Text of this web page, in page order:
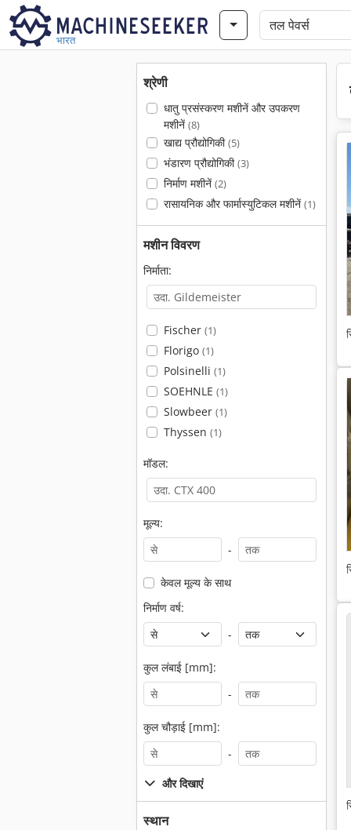
भारत
श्रेणी
धातु प्रसंस्करण मशीनें और उपकरण
मशीनें (8)
खाद्य प्रौद्योगिकी(5)
भंडारण प्रौद्योगिकी(3)
निर्माण मशीनें (2)
रासायनिक और फार्मास्युटिकल मशीनें (1)
मशीन विवरण
निर्माता:
Fischer (1)
Florigo (1)
Polsinelli (1)
SOEHNLE (1)
Slowbeer (1)
Thyssen (1)
मॉडल:
मूल्य:
-
केवल मूल्य के साथ
निर्माण वर्ष:
-
कुल लंबाई [mm]:
-
कुल चौड़ाई [mm]:
-
और दिखाएं
स्थान